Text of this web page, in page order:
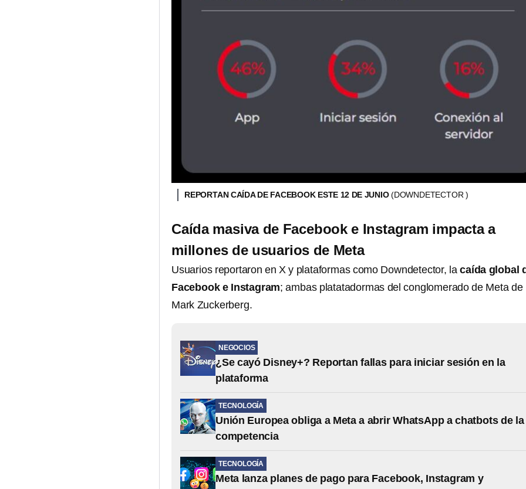
REPORTAN CAÍDA DE FACEBOOK ESTE 12 DE JUNIO(DOWNDETECTOR )
Caída masiva de Facebook e Instagram impacta a
millones de usuarios de Meta
Usuarios reportaron en X y plataformas como Downdetector, lacaída global
Facebook e Instagram; ambas platatadormas del conglomerado de Meta de
Mark Zuckerberg.
NEGOCIOS
¿Se cayó Disney+? Reportan fallas para iniciar sesión en la
plataforma
TECNOLOGÍA
Unión Europea obliga a Meta a abrir WhatsApp a chatbots de la
competencia
TECNOLOGÍA
Meta lanza planes de pago para Facebook, Instagram y